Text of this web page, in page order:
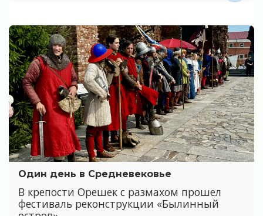
Один день в Средневековье
В крепости Орешек с размахом прошел
фестиваль реконструкции «Былинный